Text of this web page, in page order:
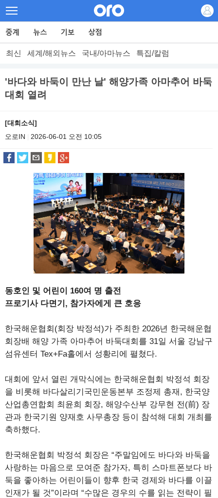
최신 세계/해외뉴스 국내/아마뉴스 특집/칼럼
'바다와 바둑이 만난 날' 해양가족 아마추어 바둑
대회 열려
[대회소식]
오로IN
2026-06-01 오전 10:05
동호인 및 어린이 160여 명 출전
프로기사 다면기, 참가자에게 큰 호응
한국해운협회(회장 박정석)가 주최한 2026년 한국해운협
회장배 해양 가족 아마추어 바둑대회를 31일 서울 강남구
섬유센터 Tex+Fa홀에서 성황리에 펼쳤다.
대회에 앞서 열린 개막식에는 한국해운협회 박정석 회장
을 비롯해 바다살리기국민운동본부 조정제 총재, 한국양
산업총연합회 최윤희 회장, 해양수산부 강무현 전(前) 장
관과 한국기원 양재호 사무총장 등이 참석해 대회 개최를
축하했다.
한국해운협회 박정석 회장은 “주말임에도 바다와 바둑을
사랑하는 마음으로 모여준 참가자, 특히 스마트폰보다 바
둑을 좋아하는 어린이들이 향후 한국 경제와 바다를 이끌
인재가 될 것”이라며 “수많은 경우의 수를 읽는 전략이 필